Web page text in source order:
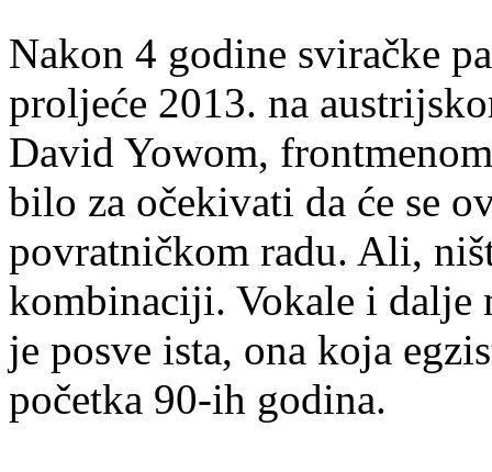
Nakon 4 godine sviračke
proljeće 2013. na
David Yowom,
bilo za očekivati da će se
povratničkom radu. Ali,
kombinaciji. Vokale i dalje
je posve ista, ona koja
početka 90-ih godina.